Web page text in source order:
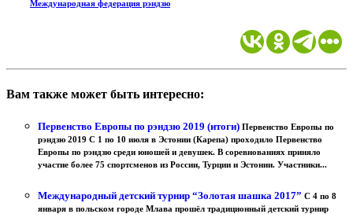
Международная федерация рэндзю
Вам также может быть интересно:
Первенство Европы по рэндзю 2019 (итоги) Первенство Европы по
рэндзю 2019 С 1 по 10 июля в Эстонии (Карепа) проходило Первенство
Европы по рэндзю среди юношей и девушек. В соревнованиях приняло
участие более 75 спортсменов из России, Турции и Эстонии. Участники...
Международный детский турнир “Золотая шашка 2017” С 4 по 8
января в польском городе Млава прошёл традиционный детский турнир